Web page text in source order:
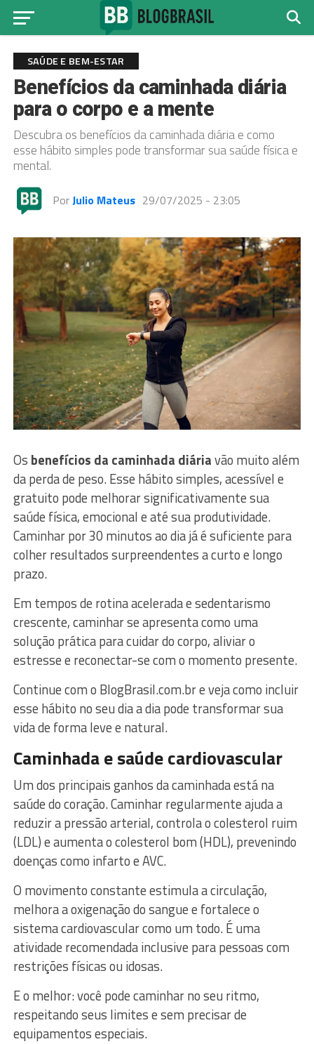
SAÚDE E BEM-ESTAR
Benefícios da caminhada diária
para o corpo e a mente
Descubra os benefícios da caminhada diária e como
esse hábito simples pode transformar sua saúde física e
mental.
PorJulio Mateus 29/07/2025 - 23:05
Os benefícios da caminhada diáriavão muito além
da perda de peso. Esse hábito simples, acessível e
gratuito pode melhorar significativamente sua
saúde física, emocional e até sua produtividade.
Caminhar por 30 minutos ao dia já é suficiente para
colher resultados surpreendentes a curto e longo
prazo.
Em tempos de rotina acelerada e sedentarismo
crescente, caminhar se apresenta como uma
solução prática para cuidar do corpo, aliviar o
estresse e reconectar-se com o momento presente.
Continue com o BlogBrasil.com.br e veja como incluir
esse hábito no seu dia a dia pode transformar sua
vida de forma leve e natural.
Caminhada e saúde cardiovascular
Um dos principais ganhos da caminhada está na
saúde do coração. Caminhar regularmente ajuda a
reduzir a pressão arterial, controla o colesterol ruim
(LDL) e aumenta o colesterol bom (HDL), prevenindo
doenças como infarto e AVC.
O movimento constante estimula a circulação,
melhora a oxigenação do sangue e fortalece o
sistema cardiovascular como um todo. É uma
atividade recomendada inclusive para pessoas com
restrições físicas ou idosas.
E o melhor: você pode caminhar no seu ritmo,
respeitando seus limites e sem precisar de
equipamentos especiais.